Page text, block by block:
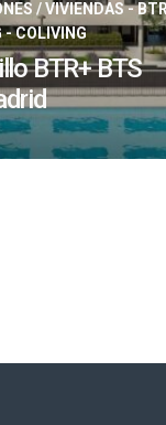
/VIVIENDAS -
- COLIVING
BTR+ BTS